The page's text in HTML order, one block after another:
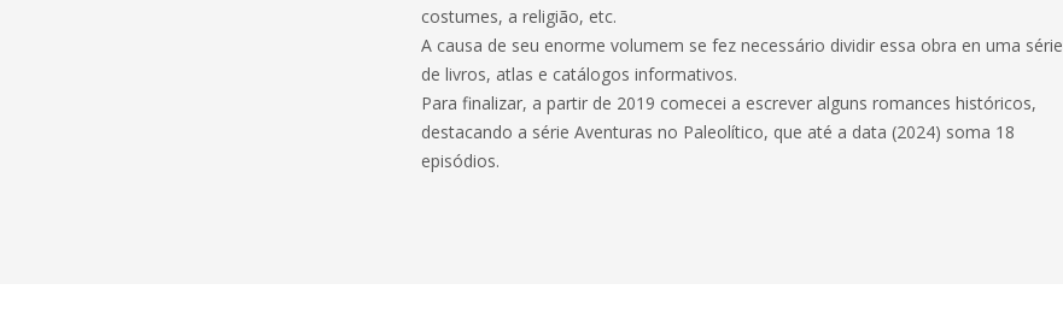
costumes, a religião, etc.
A causa de seu enorme volumem se fez necessário dividir essa obra en uma série
de livros, atlas e catálogos informativos.
Para finalizar, a partir de 2019 comecei a escrever alguns romances históricos,
destacando a série Aventuras no Paleolítico, que até a data (2024) soma 18
episódios.